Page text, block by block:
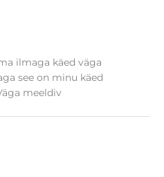
ilmaga käed väga
see on minu käed
meeldiv